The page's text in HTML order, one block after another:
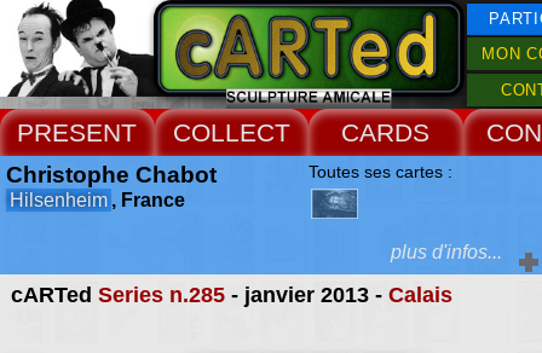
MON
PRESENT COLLECT CARDS
cARTed Series n.285- janvier 2013 - Calais
Christophe Chabot
Hilsenheim , France
Toutes ses cartes :
Extras :
plus d'infos...